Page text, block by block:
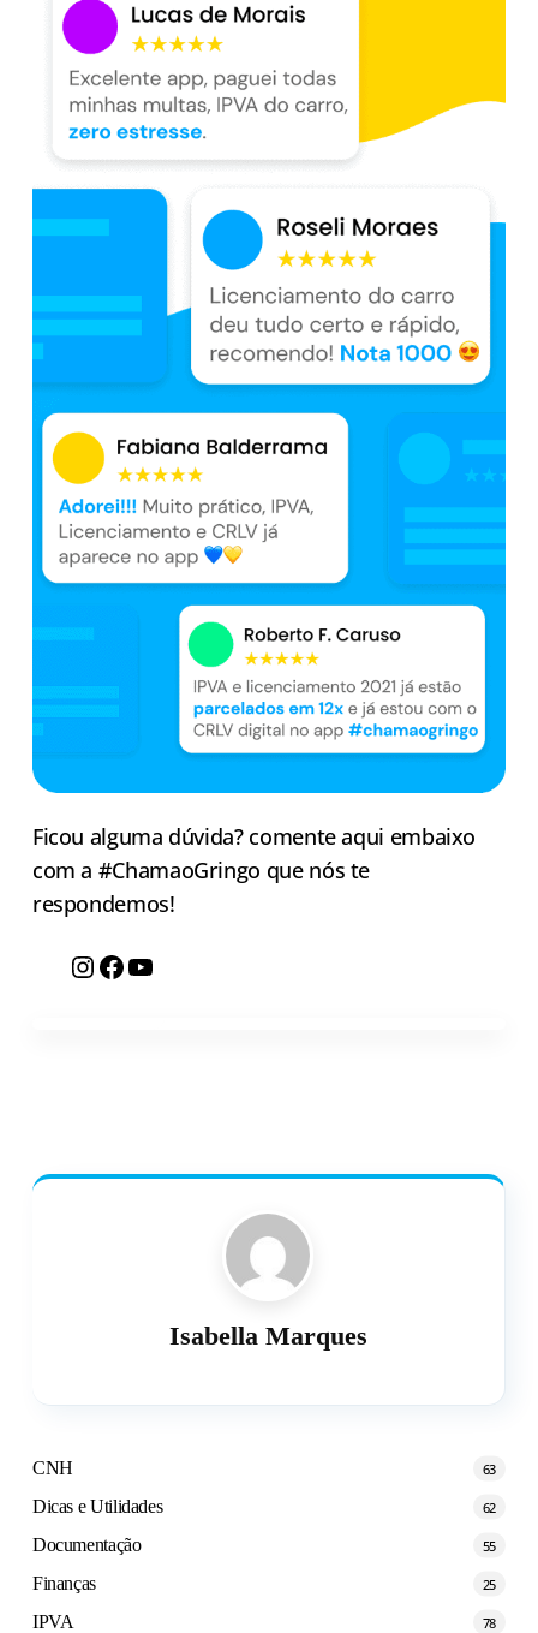
Ficou alguma dúvida? comente aqui embaixo
com a #ChamaoGringo que nós te
respondemos!
Instagram
Facebook
YouTube
Isabella Marques
CNH 63
Dicas e Utilidades 62
Documentação 55
Finanças 25
IPVA 78